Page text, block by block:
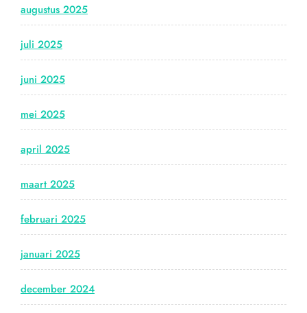
augustus 2025
juli 2025
juni 2025
mei 2025
april 2025
maart 2025
februari 2025
januari 2025
december 2024